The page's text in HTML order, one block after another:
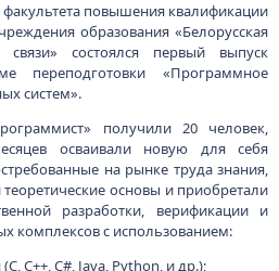
факультета повышения квалификации
образования «Белорусская
связи» состоялся первый выпуск
переподготовки «Программное
систем».
получили 20 человек,
осваивали новую для себя
на рынке труда знания,
основы и приобретали
разработки, верификации и
комплексов с использованием:
С++, C#, Java, Python, и др.);